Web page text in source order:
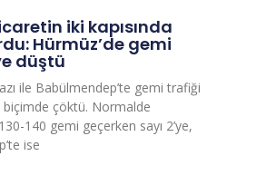
iki kapısında
Hürmüz’de gemi
düştü
ile Babülmendep’te gemi trafiği
biçimde çöktü. Normalde
140 gemi geçerken sayı 2’ye,
ise